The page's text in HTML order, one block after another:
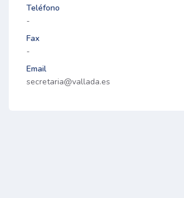
Teléfono
-
Fax
-
Email
secretaria@vallada.es